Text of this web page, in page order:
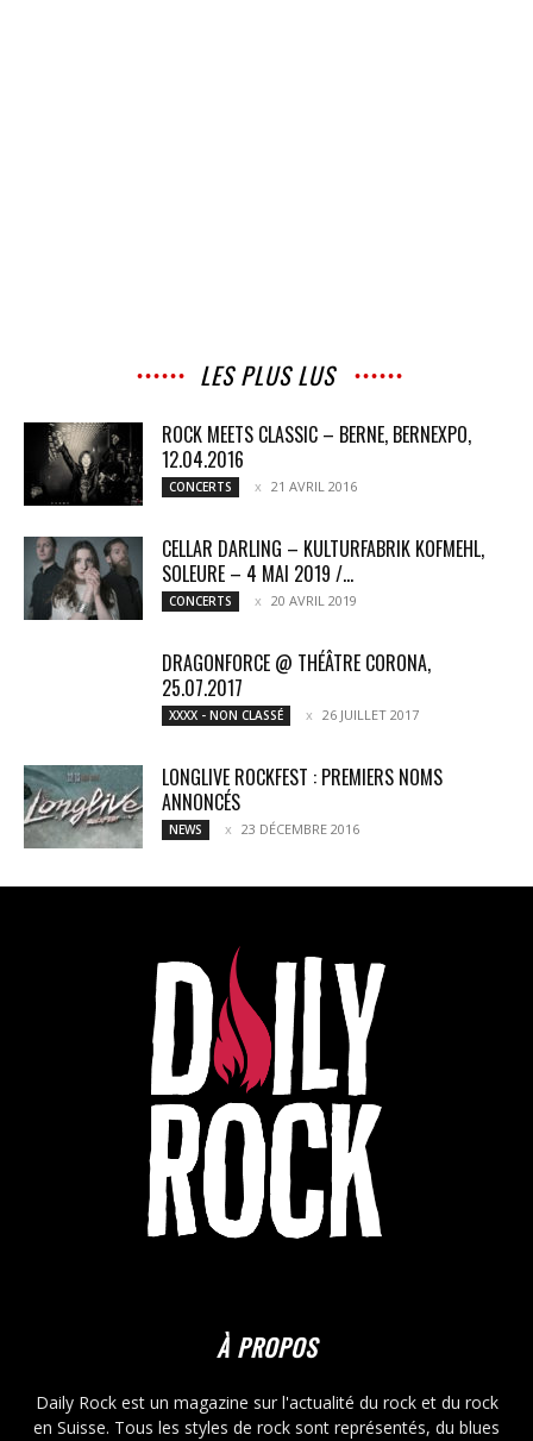
LES PLUS LUS
ROCK MEETS CLASSIC – BERNE, BERNEXPO,
12.04.2016
CONCERTS 21 AVRIL 2016
CELLAR DARLING – KULTURFABRIK KOFMEHL,
SOLEURE – 4 MAI 2019 /...
CONCERTS 20 AVRIL 2019
DRAGONFORCE @ THÉÂTRE CORONA,
25.07.2017
XXXX - NON CLASSÉ 26 JUILLET 2017
LONGLIVE ROCKFEST : PREMIERS NOMS
ANNONCÉS
NEWS 23 DÉCEMBRE 2016
À PROPOS
Daily Rock est un magazine sur l'actualité du rock et du rock
en Suisse. Tous les styles de rock sont représentés, du blues